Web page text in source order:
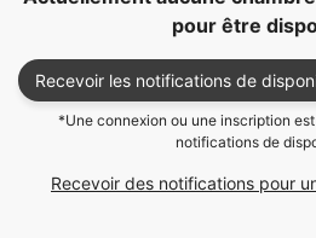
pour être
Recevoir les notifications de
*Une connexion ou une inscription
notifications de
Recevoir des notifications pour